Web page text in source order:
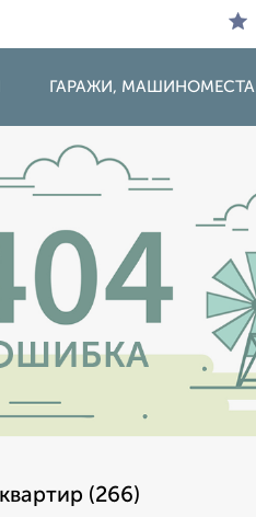
ГАРАЖИ, МАШИНОМЕСТА
(266)